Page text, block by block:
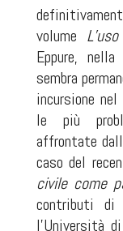
volume
Eppure,
sembra
incursione nel
le più
affrontate
caso del
civile come
contributi di
l’Università